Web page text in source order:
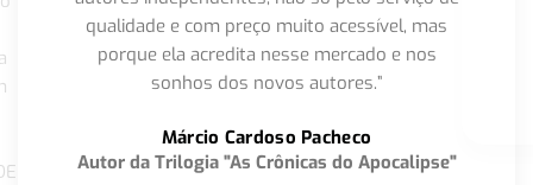
qualidade e com preço muito acessível, mas
porque ela acredita nesse mercado e nos
sonhos dos novos autores.”
Márcio Cardoso Pacheco
Autor da Trilogia "As Crônicas do Apocalipse"